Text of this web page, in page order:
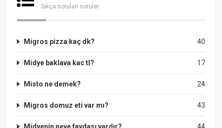
Sıkça sorulan sorular
40
Migros pizza kaç dk?
17
Midye baklava kac tl?
24
Misto ne demek?
43
Migros domuz eti var mı?
44
Midyenin neye faydası vardır?